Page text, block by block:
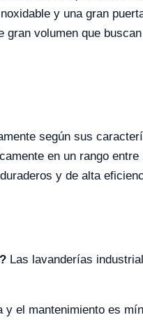
y una gran
volumen que
según sus
en un rango
y de alta
Las lavanderías
el mantenimiento es